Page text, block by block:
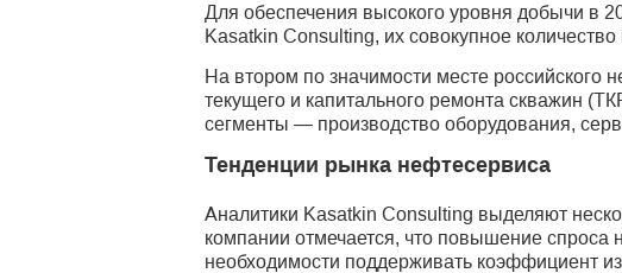
Для обеспечения высокого уровня добычи в
Kasatkin Consulting, их совокупное
На втором по значимости месте российского
текущего и капитального ремонта скважин
сегменты — производство оборудования,
Тенденции рынка нефтесервиса
Аналитики Kasatkin Consulting выделяют
компании отмечается, что повышение
необходимости поддерживать коэффициент